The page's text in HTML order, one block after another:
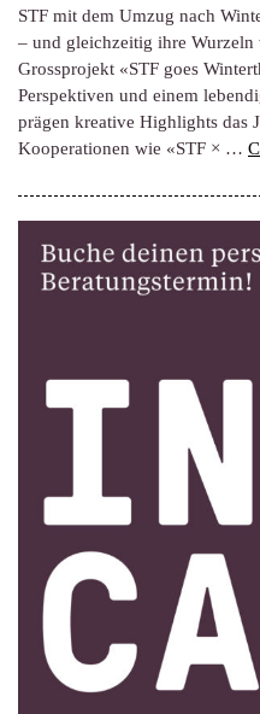
STF mit dem Umzug nach
– und gleichzeitig ihre Wurzeln
Grossprojekt «STF goes
Perspektiven und einem
prägen kreative Highlights das
Kooperationen wie «STF × …